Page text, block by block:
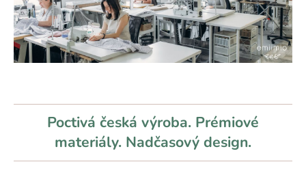
Poctivá česká výroba. Prémiové
materiály. Nadčasový design.
D
o
p
o
č
m